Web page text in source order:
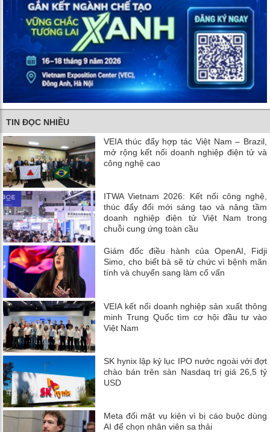
TIN ĐỌC NHIỀU
VEIA thúc đẩy hợp tác Việt Nam – Brazil,
mở rộng kết nối doanh nghiệp điện tử và
công nghệ cao
ITWA Vietnam 2026: Kết nối công nghệ,
thúc đẩy đổi mới sáng tạo và nâng tầm
doanh nghiệp điện tử Việt Nam trong
chuỗi cung ứng toàn cầu
Giám đốc điều hành của OpenAI, Fidji
Simo, cho biết bà sẽ từ chức vì bệnh mãn
tính và chuyển sang làm cố vấn
VEIA kết nối doanh nghiệp sản xuất thông
minh Trung Quốc tìm cơ hội đầu tư vào
Việt Nam
SK hynix lập kỷ lục IPO nước ngoài với đợt
chào bán trên sàn Nasdaq trị giá 26,5 tỷ
USD
Meta đối mặt vụ kiện vì bị cáo buộc dùng
AI để chọn nhân viên sa thải